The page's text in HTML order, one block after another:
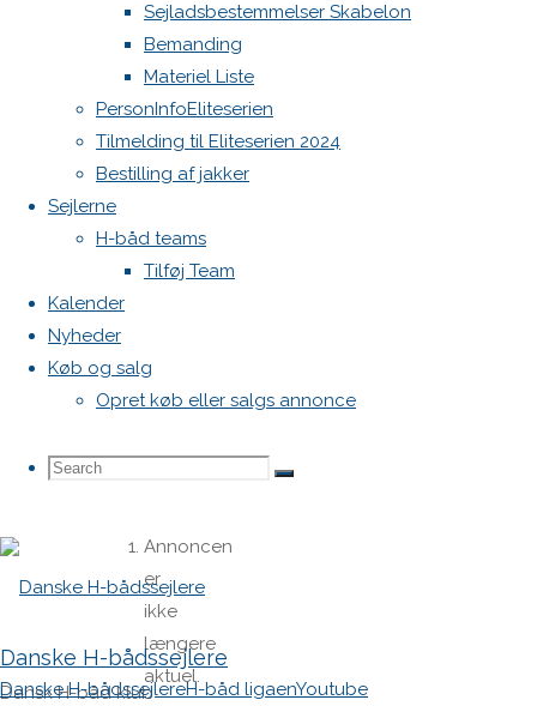
Sejladsbestemmelser Skabelon
Bemanding
Materiel Liste
PersonInfoEliteserien
Tilmelding til Eliteserien 2024
Bestilling af jakker
Sejlerne
H-båd teams
Tilføj Team
Kalender
Nyheder
Køb og salg
Opret køb eller salgs annonce
Search
Search
Search
Danske H-bådssejlere
Dansk H-båd klub
Danske H-bådssejlereH-båd ligaenYoutube
Send
billeder,
udstyrsliste
m.v. til
Klausjrgensen1212@gmail.com
Klaus
Jørgensen
klausjrgensen1212@gmail.com
One
Comment
Annoncen
er
ikke
længere
aktuel.